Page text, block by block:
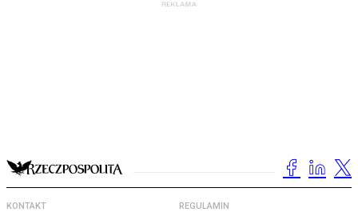
KONTAKT REGULAMIN